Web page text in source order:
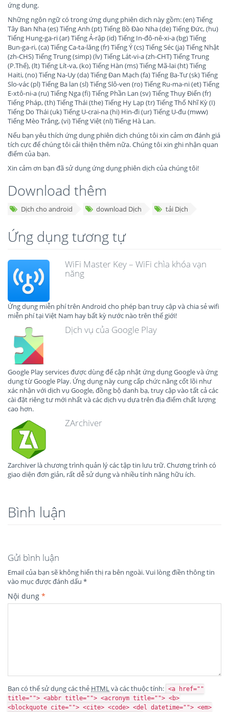
ứng dụng.
Những ngôn ngữ có trong ứng dụng phiên dịch này gồm: (en) Tiếng
Tây Ban Nha (es) Tiếng Anh (pt) Tiếng Bồ Đào Nha (de) Tiếng Đức, (hu)
Tiếng Hung-ga-ri (ar) Tiếng Ả-rập (id) Tiếng In-đô-nê-xi-a (bg) Tiếng
Bun-ga-ri, (ca) Tiếng Ca-ta-lăng (fr) Tiếng Ý (cs) Tiếng Séc (ja) Tiếng Nhật
(zh-CHS) Tiếng Trung (simp) (lv) Tiếng Lát-vi-a (zh-CHT) Tiếng Trung
(P.Thể), (lt) Tiếng Lít-va, (ko) Tiếng Hàn (ms) Tiếng Mã-lai (ht) Tiếng
Haiti, (no) Tiếng Na-Uy (da) Tiếng Đan Mạch (fa) Tiếng Ba-Tư (sk) Tiếng
Slo-vác (pl) Tiếng Ba lan (sl) Tiếng Slô-ven (ro) Tiếng Ru-ma-ni (et) Tiếng
E-xtô-ni-a (ru) Tiếng Nga (fi) Tiếng Phần Lan (sv) Tiếng Thụy Điển (fr)
Tiếng Pháp, (th) Tiếng Thái (the) Tiếng Hy Lạp (tr) Tiếng Thổ Nhĩ Kỳ (I)
Tiếng Do Thái (uk) Tiếng U-crai-na (hi) Hin-đi (ur) Tiếng U-đu (mww)
Tiếng Mèo Trắng, (vi) Tiếng Việt (nl) Tiếng Hà Lan.
Nếu bạn yêu thích ứng dụng phiên dịch chúng tôi xin cảm ơn đánh giá
tích cực để chúng tôi cải thiện thêm nữa. Chúng tôi xin ghi nhận quan
điểm của bạn.
Xin cảm ơn bạn đã sử dụng ứng dụng phiên dịch của chúng tôi!
Download thêm
Dịch cho android download Dịch tải Dịch
Ứng dụng tương tự
WiFi Master Key – WiFi chìa khóa vạn
năng
Ứng dụng miễn phí trên Android cho phép bạn truy cập và chia sẻ wifi
miễn phí tại Việt Nam hay bất kỳ nước nào trên thế giới!
Dịch vụ của Google Play
Google Play services được dùng để cập nhật ứng dụng Google và ứng
dụng từ Google Play. Ứng dụng này cung cấp chức năng cốt lõi như
xác nhận với dịch vụ Google, đồng bộ danh bạ, truy cập vào tất cả các
cài đặt riêng tư mới nhất và các dịch vụ dựa trên địa điểm chất lượng
cao hơn.
ZArchiver
Zarchiver là chương trình quản lý các tập tin lưu trữ. Chương trình có
giao diện đơn giản, rất dễ sử dụng và nhiều tính năng hữu ích.
Bình luận
Gửi bình luận
Email của bạn sẽ không hiển thị ra bên ngoài.Vui lòng điền thông tin
vào mục được đánh dấu *
Nội dung *
Bạn có thể sử dụng các thẻ HTMLvà các thuộc tính: <a href=""
title=""> <abbr title=""> <acronym title=""> <b>
<blockquote cite=""> <cite> <code> <del datetime=""> <em>